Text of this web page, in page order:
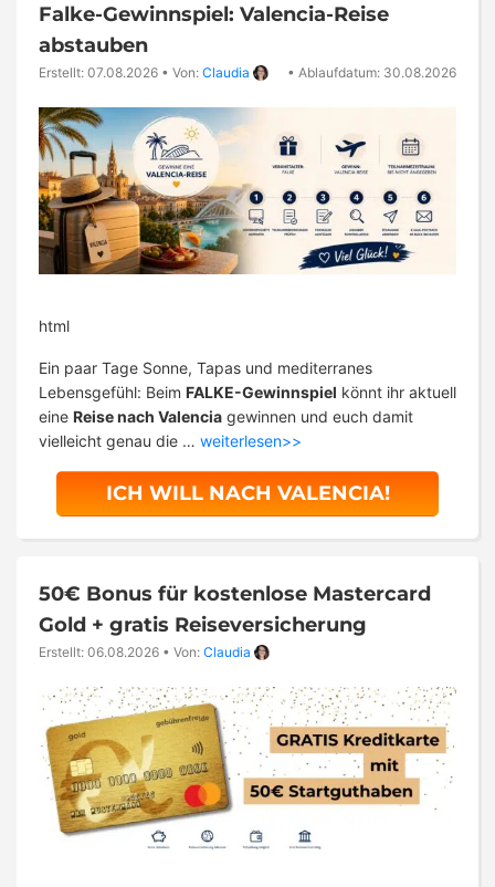
Falke-Gewinnspiel: Valencia-Reise
abstauben
Erstellt: 07.08.2026 • Von: Claudia • Ablaufdatum: 30.08.2026
html
Ein paar Tage Sonne, Tapas und mediterranes
Lebensgefühl: Beim FALKE-Gewinnspiel könnt ihr aktuell
eine Reise nach Valencia gewinnen und euch damit
vielleicht genau die … weiterlesen>>
ICH WILL NACH VALENCIA!
50€ Bonus für kostenlose Mastercard
Gold + gratis Reiseversicherung
Erstellt: 06.08.2026 • Von: Claudia